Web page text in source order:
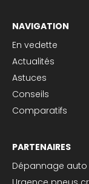
NAVIGATION
En vedette
Actualités
Astuces
Conseils
Comparatifs
PARTENAIRES
Dépannage auto